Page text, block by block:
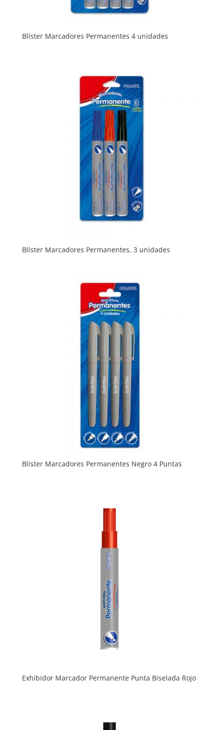
Blíster Marcadores Permanentes 4 unidades
Blíster Marcadores Permanentes, 3 unidades
Blíster Marcadores Permanentes Negro 4 Puntas
Exhibidor Marcador Permanente Punta Biselada Rojo